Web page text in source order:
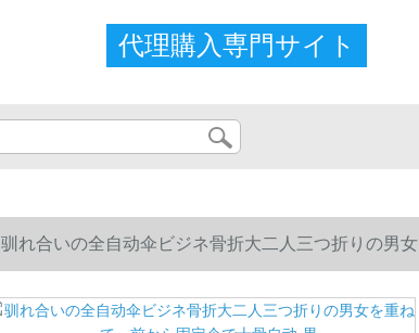
代理購入専門サイト
驯れ合いの全自动伞ビジネ骨折大二人三つ折りの男